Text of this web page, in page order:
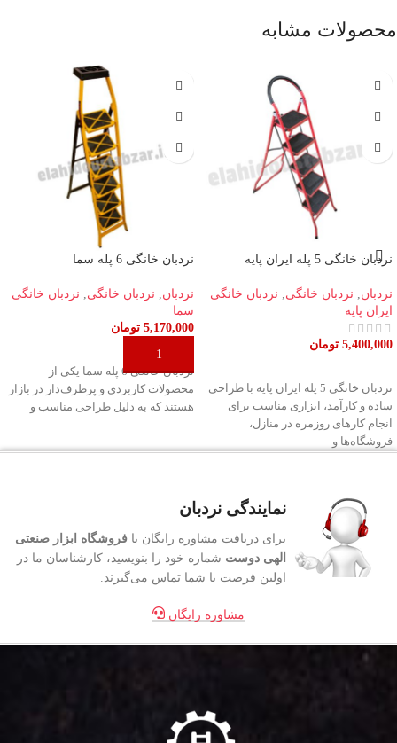
محصولات مشابه
نردبان خانگی 5 پله ایران پایه
نردبان, نردبان خانگی, نردبان خانگی
ایران پایه
5,400,000 تومان
نردبان خانگی 5 پله ایران پایه با طراحی
ساده و کارآمد، ابزاری مناسب برای
انجام کارهای روزمره در منازل،
فروشگاه‌ها و
نردبان خانگی 6 پله سما
نردبان, نردبان خانگی, نردبان خانگی
سما
5,170,000 تومان
افزودن به سبد خرید
نردبان خانگی 6 پله سما یکی از
محصولات کاربردی و پرطرف‌دار در بازار
هستند که به دلیل طراحی مناسب و
نمایندگی نردبان
برای دریافت مشاوره رایگان با فروشگاه ابزار صنعتی
الهی دوست شماره خود را بنویسید، کارشناسان ما در
اولین فرصت با شما تماس می‌گیرند.
مشاوره رایگان